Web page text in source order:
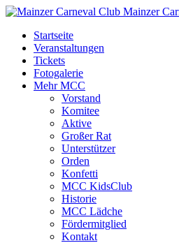
Mainzer
Startseite
Veranstaltungen
Tickets
Fotogalerie
Mehr MCC
Vorstand
Komitee
Aktive
Großer Rat
Unterstützer
Orden
Konfetti
MCC KidsClub
Historie
MCC Lädche
Fördermitglied
Kontakt